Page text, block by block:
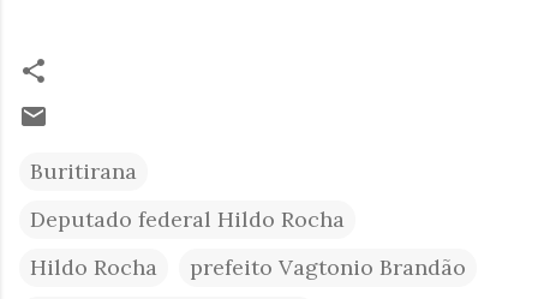
Buritirana
Deputado federal Hildo Rocha
Hildo Rocha
prefeito Vagtonio Brandão